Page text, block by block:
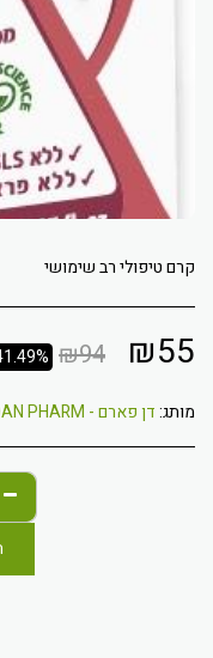
קרם טיפולי רב שימושי
₪55
₪94
מותג:דן פארם - DAN PHARM